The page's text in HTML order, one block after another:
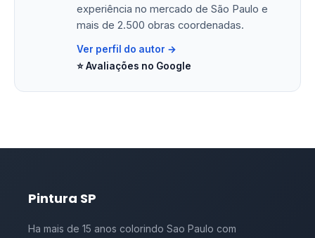
experiência no mercado de São Paulo e
mais de 2.500 obras coordenadas.
Ver perfil do autor →
⭐ Avaliações no Google
Pintura SP
Ha mais de 15 anos colorindo Sao Paulo com